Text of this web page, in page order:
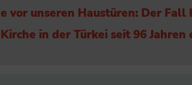
vor unseren Haustüren: Der
in der Türkei seit 96